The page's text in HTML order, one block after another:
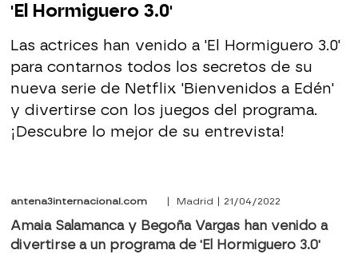
'El Hormiguero 3.0'
Las actrices han venido a 'El Hormiguero 3.0'
para contarnos todos los secretos de su
nueva serie de Netflix 'Bienvenidos a Edén'
y divertirse con los juegos del programa.
¡Descubre lo mejor de su entrevista!
antena3internacional.com | Madrid | 21/04/2022
Amaia Salamanca y Begoña Vargas han venido a
divertirse a un programa de 'El Hormiguero 3.0'